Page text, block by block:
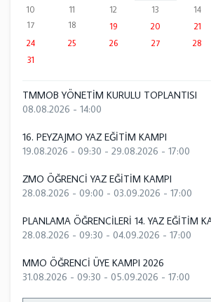
10
11 12 13 14
17
18 19 20 21
24
25 26 27 28
31
TMMOB YÖNETİM KURULU TOPLANTISI
08.08.2026 - 14:00
16. PEYZAJMO YAZ EĞİTİM KAMPI
19.08.2026 - 09:30 - 29.08.2026 - 17:00
ZMO ÖĞRENCİ YAZ EĞİTİM KAMPI
28.08.2026 - 09:00 - 03.09.2026 - 17:00
PLANLAMA ÖĞRENCİLERİ 14. YAZ EĞİTİM
28.08.2026 - 09:30 - 04.09.2026 - 17:00
MMO ÖĞRENCİ ÜYE KAMPI 2026
31.08.2026 - 09:30 - 05.09.2026 - 17:00